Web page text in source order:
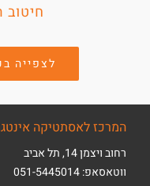
חיטוב
לצפייה
המרכז לאסתטיקה
רחוב ויצמן 14, תל אביב
ווטאסאפ:051-5445014